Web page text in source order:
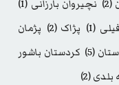
(2) نچیروان بارزانی (1)
(1) پژاک (2)
پژمان
(5)
کردستان باشور
بلدی(2)